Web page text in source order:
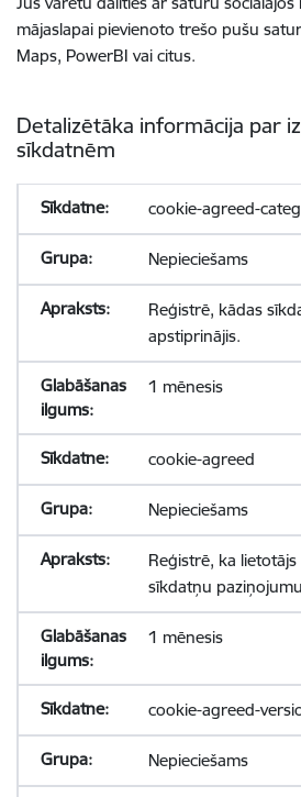
mājaslapai pievienoto trešo pušu
Maps, PowerBI vai citus.
Detalizētāka informācija par
sīkdatnēm
cookie-agreed-
Nepieciešams
Reģistrē, kādas
apstiprinājis.
1 mēnesis
cookie-agreed
Nepieciešams
Reģistrē, ka
sīkdatņu
1 mēnesis
cookie-agreed-
Nepieciešams